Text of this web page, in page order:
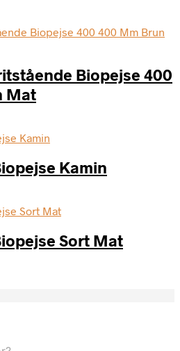
Biopejse 400
Mat
Kamin
Sort Mat